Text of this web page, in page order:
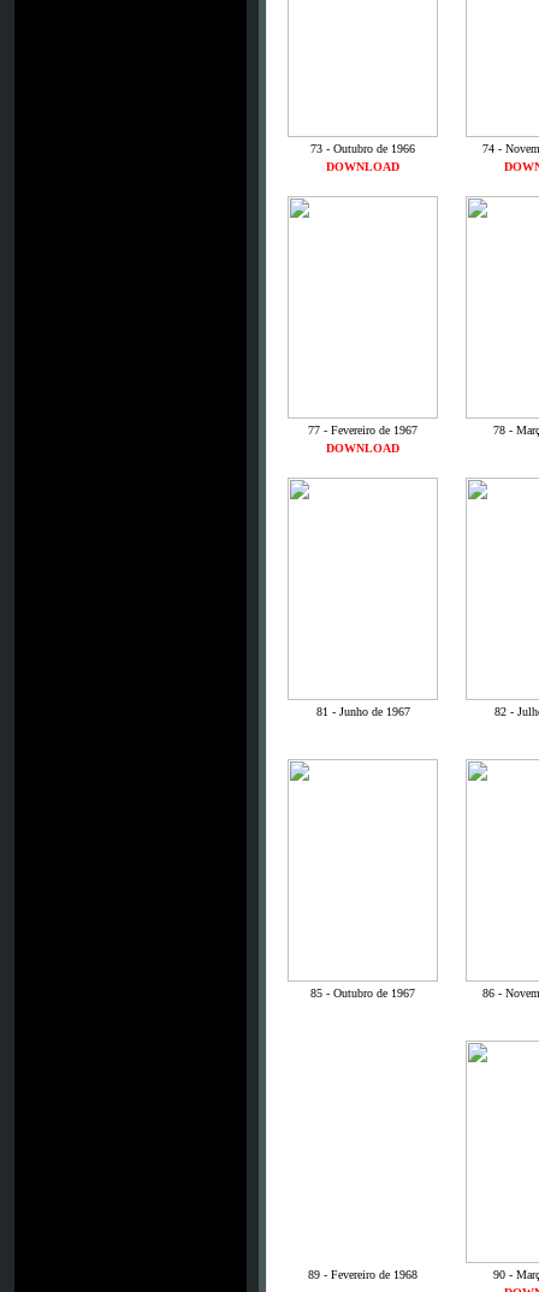
73 - Outubro de 1966
74 -
DOWNLOAD
77 - Fevereiro de 1967
78 -
DOWNLOAD
81 - Junho de 1967 82 -
85 - Outubro de 1967 86 -
89 - Fevereiro de 1968
90 -